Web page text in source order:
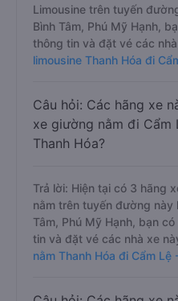
Limousine trên tuyến
Bình Tâm, Phú Mỹ Hạnh,
thông tin và đặt vé các
limousine Thanh Hóa đi
Câu hỏi: Các hãng xe
xe giường nằm đi
Thanh Hóa?
Trả lời: Hiện tại có 3 hãng
nằm trên tuyến đường này
Tâm, Phú Mỹ Hạnh, bạn
tin và đặt vé các nhà xe
nằm Thanh Hóa đi Cẩm Lệ